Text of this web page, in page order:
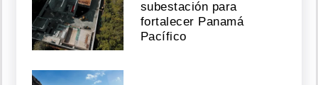
subestación para
fortalecer Panamá
Pacífico